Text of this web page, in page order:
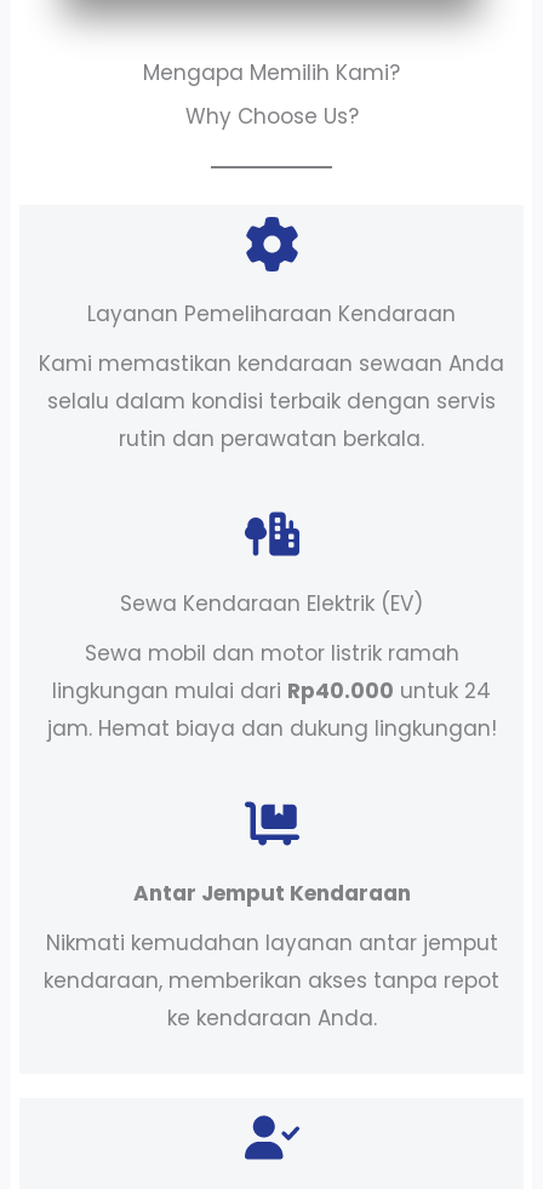
Mengapa Memilih Kami?
Why Choose Us?
Layanan Pemeliharaan Kendaraan
Kami memastikan kendaraan sewaan Anda
selalu dalam kondisi terbaik dengan servis
rutin dan perawatan berkala.
Sewa Kendaraan Elektrik (EV)
Sewa mobil dan motor listrik ramah
lingkungan mulai dari Rp40.000 untuk 24
jam. Hemat biaya dan dukung lingkungan!
Antar Jemput Kendaraan
Nikmati kemudahan layanan antar jemput
kendaraan, memberikan akses tanpa repot
ke kendaraan Anda.